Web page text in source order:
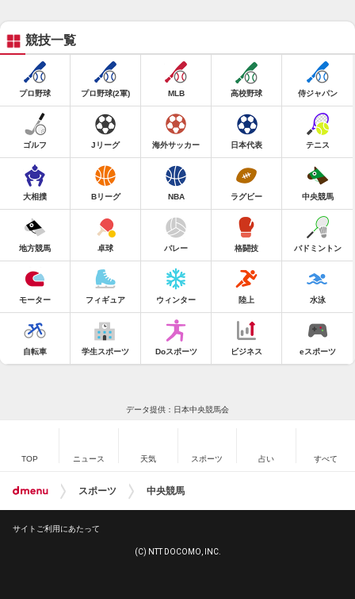
競技一覧
プロ野球 プロ野球(2軍) MLB 高校野球 侍ジャパン
ゴルフ Jリーグ 海外サッカー 日本代表 テニス
大相撲 Bリーグ NBA ラグビー 中央競馬
地方競馬 卓球 バレー 格闘技 バドミントン
モーター フィギュア ウィンター 陸上 水泳
自転車 学生スポーツ Doスポーツ ビジネス eスポーツ
データ提供：日本中央競馬会
TOP ニュース 天気 スポーツ 占い すべて
スポーツ 中央競馬
サイトご利用にあたって
(C) NTT DOCOMO, INC.